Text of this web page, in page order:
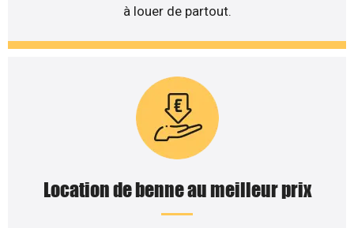
à louer de partout.
Location de benne au meilleur prix